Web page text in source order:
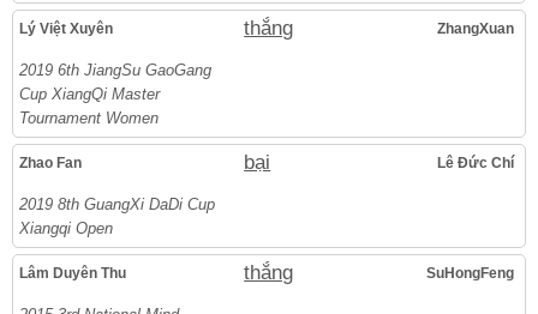
Lý Việt Xuyên thắng ZhangXuan
2019 6th JiangSu GaoGang
Cup XiangQi Master
Tournament Women
Zhao Fan bại Lê Đức Chí
2019 8th GuangXi DaDi Cup
Xiangqi Open
Lâm Duyên Thu thắng SuHongFeng